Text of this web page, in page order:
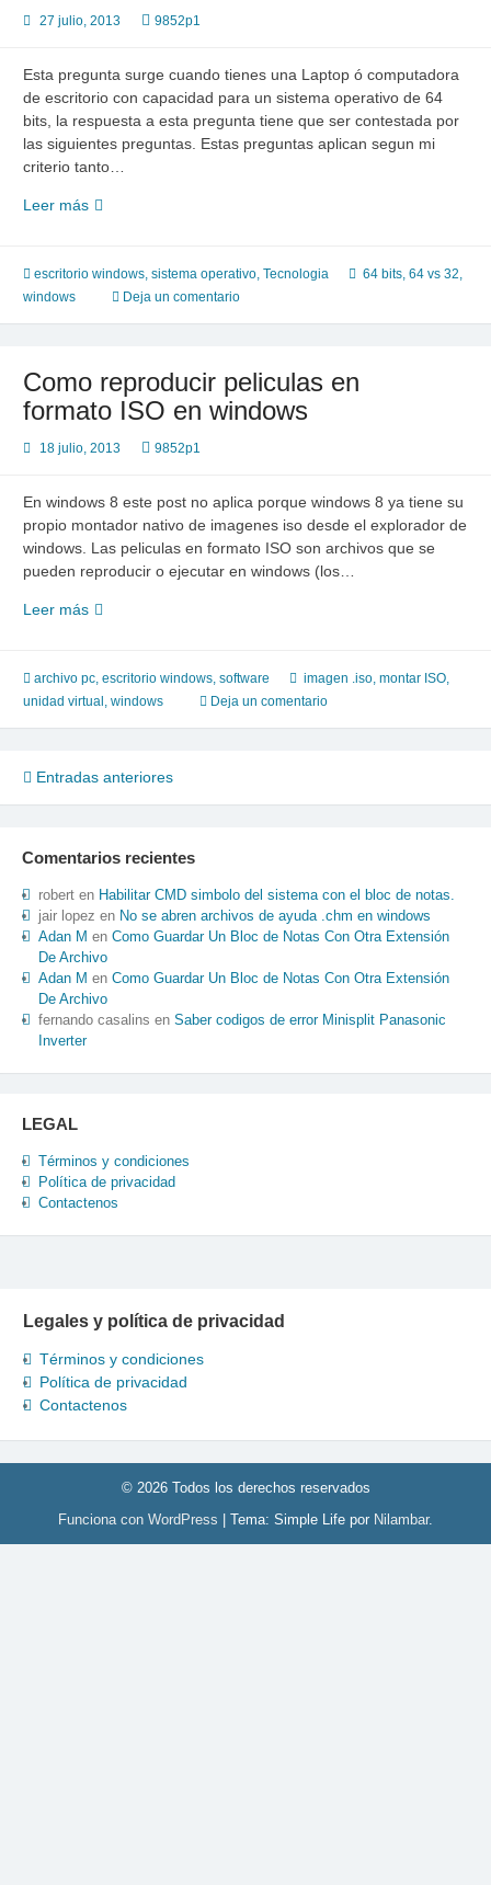
windows
27 julio, 2013 9852p1
Esta pregunta surge cuando tienes una Laptop ó computadora
de escritorio con capacidad para un sistema operativo de 64
bits, la respuesta a esta pregunta tiene que ser contestada por
las siguientes preguntas. Estas preguntas aplican segun mi
criterio tanto…
Leer más¿Como
te
conviene
instalar
64
Bits?
escritorio windows, sistema operativo, Tecnologia 64 bits, 64 vs 32,
windows
Deja un comentario
Como reproducir peliculas en
formato ISO en windows
18 julio, 2013 9852p1
En windows 8 este post no aplica porque windows 8 ya tiene su
propio montador nativo de imagenes iso desde el explorador de
windows. Las peliculas en formato ISO son archivos que se
pueden reproducir o ejecutar en windows (los…
Leer másComo
en
formato
ISO
windows
archivo pc, escritorio windows, software imagen .iso, montar ISO,
unidad virtual , windows Deja un comentario
Navegación
entradas
Entradas anteriores
Comentarios recientes
roberten Habilitar CMD simbolo del sistema con el bloc de notas.
jair lopez en No se abren archivos de ayuda .chm en windows
Adan M en Como Guardar Un Bloc de Notas Con Otra Extensión
De Archivo
Adan M en Como Guardar Un Bloc de Notas Con Otra Extensión
De Archivo
fernando casalins en Saber codigos de error Minisplit Panasonic
Inverter
LEGAL
Términos y condiciones
Política de privacidad
Contactenos
Legales y política de privacidad
Términos y condiciones
Política de privacidad
Contactenos
© 2026 Todos los derechos reservados
Funciona con WordPress
Tema: Simple Life por Nilambar.